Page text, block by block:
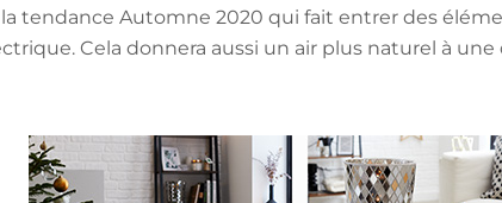
tendance Automne 2020 qui fait entrer des
Cela donnera aussi un air plus naturel à